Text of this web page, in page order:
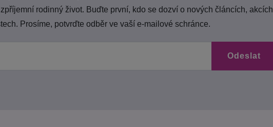
rodinný život. Buďte první, kdo se dozví o nových článcích, akcích
Prosíme, potvrďte odběr ve vaší e-mailové schránce.
Odeslat